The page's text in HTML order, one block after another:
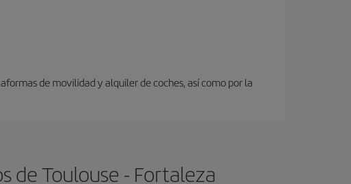
de movilidad y alquiler de coches, así como por la
de Toulouse - Fortaleza